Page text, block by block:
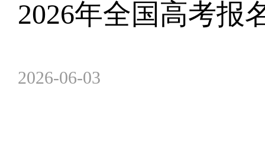
2026年全国高考报
2026-06-03